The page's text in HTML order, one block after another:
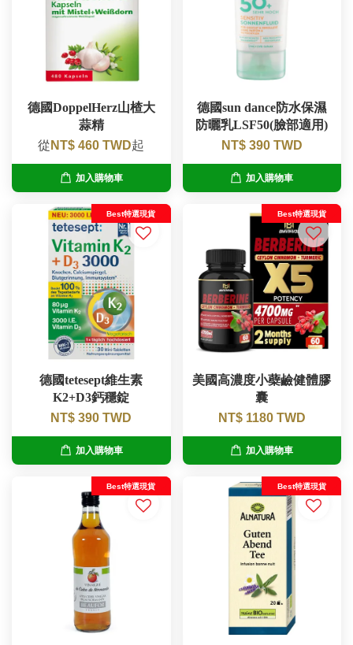
德國DoppelHerz山楂大
蒜精
從 NT$ 460 TWD起
加入購物車
德國sun dance防水保濕
防曬乳LSF50(臉部適用)
NT$ 390 TWD
加入購物車
Best特選現貨
德國tetesept維生素
K2+D3鈣穩錠
NT$ 390 TWD
加入購物車
Best特選現貨
美國高濃度小蘗鹼健體膠
囊
NT$ 1180 TWD
加入購物車
Best特選現貨 Best特選現貨